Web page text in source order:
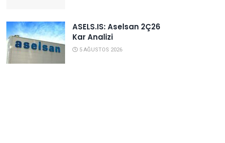
ASELS.IS: Aselsan 2Ç26
Kar Analizi
5 AĞUSTOS 2026